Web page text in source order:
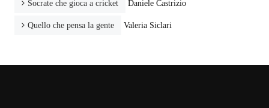
Socrate che gioca a cricket Daniele Castrizio
Quello che pensa la gente Valeria Siclari